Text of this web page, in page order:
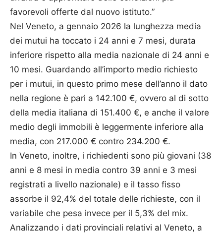
favorevoli offerte dal nuovo istituto.”
Nel Veneto, a gennaio 2026 la lunghezza media
dei mutui ha toccato i 24 anni e 7 mesi, durata
inferiore rispetto alla media nazionale di 24 anni e
10 mesi. Guardando all’importo medio richiesto
per i mutui, in questo primo mese dell’anno il dato
nella regione è pari a 142.100 €, ovvero al di sotto
della media italiana di 151.400 €, e anche il valore
medio degli immobili è leggermente inferiore alla
media, con 217.000 € contro 234.200 €.
In Veneto, inoltre, i richiedenti sono più giovani (38
anni e 8 mesi in media contro 39 anni e 3 mesi
registrati a livello nazionale) e il tasso fisso
assorbe il 92,4% del totale delle richieste, con il
variabile che pesa invece per il 5,3% del mix.
Analizzando i dati provinciali relativi al Veneto, a